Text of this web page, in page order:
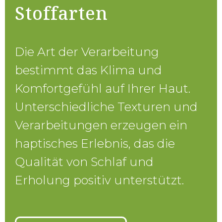
Stoffarten
Die Art der Verarbeitung
bestimmt das Klima und
Komfortgefühl auf Ihrer Haut.
Unterschiedliche Texturen und
Verarbeitungen erzeugen ein
haptisches Erlebnis, das die
Qualität von Schlaf und
Erholung positiv unterstützt.